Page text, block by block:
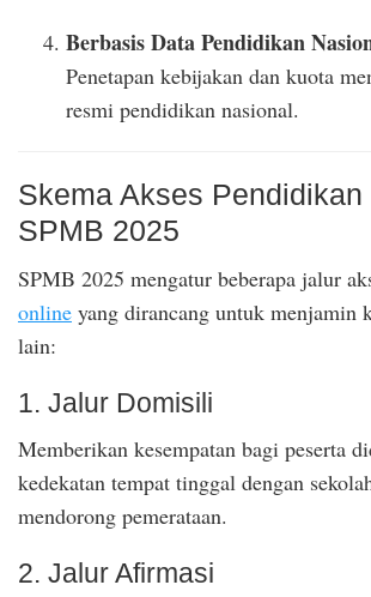
Berbasis Data Pendidikan
Penetapan kebijakan dan kuota
resmi pendidikan nasional.
Skema Akses Pendidikan
SPMB 2025
SPMB 2025 mengatur beberapa jalur
online yang dirancang untuk menjamin
lain:
1. Jalur Domisili
Memberikan kesempatan bagi peserta
kedekatan tempat tinggal dengan
mendorong pemerataan.
2. Jalur Afirmasi